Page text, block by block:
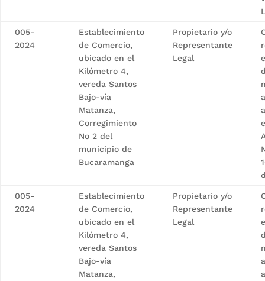
005-
2024
Establecimiento
de Comercio,
ubicado en el
Kilómetro 4,
vereda Santos
Bajo-vía
Matanza,
Corregimiento
No 2 del
municipio de
Bucaramanga
Propietario y/o
Representante
Legal
005-
2024
Establecimiento
de Comercio,
ubicado en el
Kilómetro 4,
vereda Santos
Bajo-vía
Matanza,
Propietario y/o
Representante
Legal